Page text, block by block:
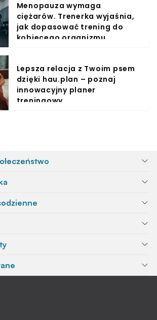
Menopauza wymaga
ciężarów. Trenerka wyjaśnia,
jak dopasować trening do
kobiecego organizmu
Lepsza relacja z Twoim psem
dzięki hau.plan – poznaj
innowacyjny planer
treningowy